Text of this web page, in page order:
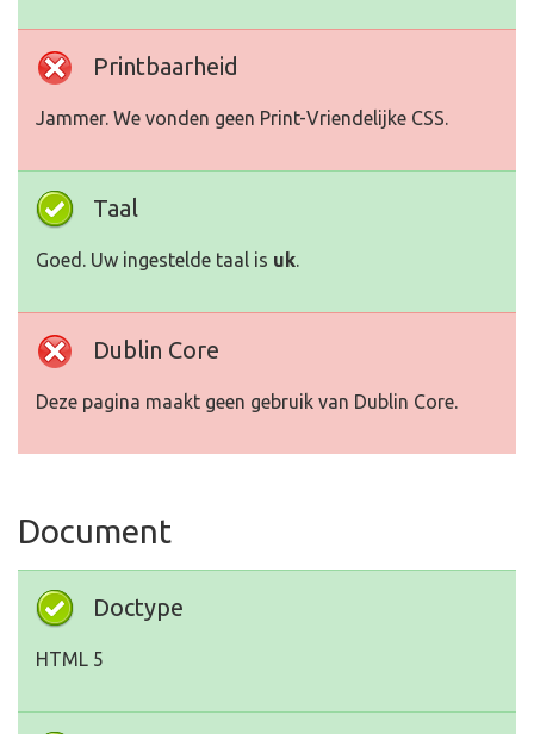
Printbaarheid
Jammer. We vonden geen Print-Vriendelijke CSS.
Taal
Goed. Uw ingestelde taal is uk.
Dublin Core
Deze pagina maakt geen gebruik van Dublin Core.
Document
Doctype
HTML 5